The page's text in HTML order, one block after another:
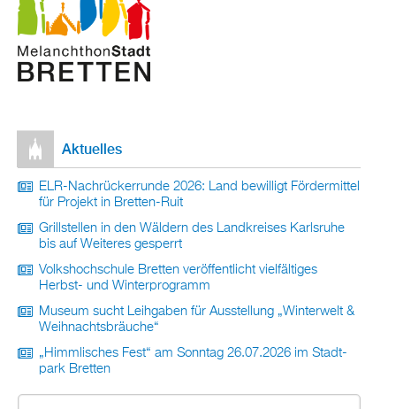
Ak­tu­el­les
ELR-Nach­rü­ck­er­run­de 2026: Land be­wil­ligt För­der­mit­tel
für Pro­jekt in Brett­en-Ruit
Grill­stel­len in den Wäl­dern des Land­krei­ses Karls­ru­he
bis auf Wei­te­res ge­sperrt
Volks­hoch­schu­le Brett­en ver­öf­fent­licht viel­fäl­ti­ges
Herbst- und Win­ter­pro­gramm
Mu­se­um sucht Leih­ga­ben für Aus­stel­lung „Win­ter­welt &
Weih­nachts­bräu­che“
„Himm­li­sches Fest“ am Sonn­tag 26.07.2026 im Stadt­
park Brett­en